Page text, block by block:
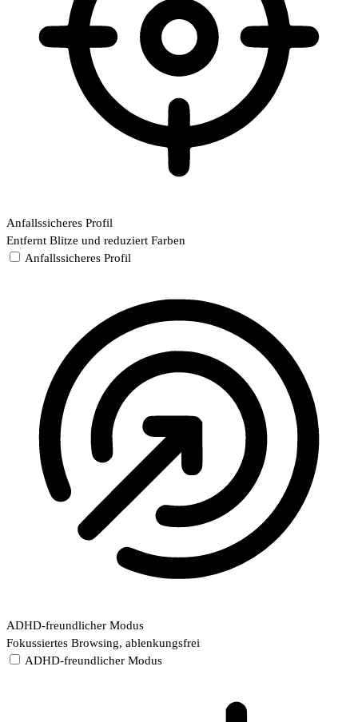
Anfallssicheres Profil
Entfernt Blitze und reduziert Farben
Anfallssicheres Profil
ADHD-freundlicher Modus
Fokussiertes Browsing, ablenkungsfrei
ADHD-freundlicher Modus